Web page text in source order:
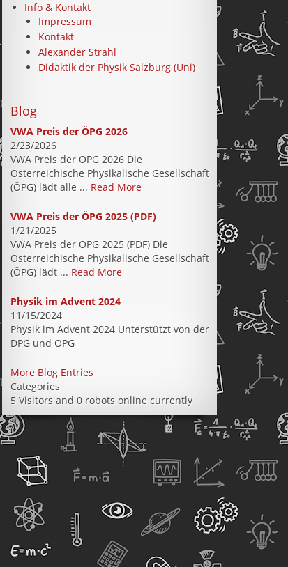
Info & Kontakt
Impressum
Kontakt
Alexander Strahl
Didaktik der Physik Salzburg (Uni)
Blog
VWA Preis der ÖPG 2026
2/23/2026
VWA Preis der ÖPG 2026 Die
Österreichische Physikalische Gesellschaft
(ÖPG) lädt alle ... Read More
VWA Preis der ÖPG 2025 (PDF)
1/21/2025
VWA Preis der ÖPG 2025 (PDF) Die
Österreichische Physikalische Gesellschaft
(ÖPG) lädt ... Read More
Physik im Advent 2024
11/15/2024
Physik im Advent 2024 Unterstützt von der
DPG und ÖPG
More Blog Entries
Categories
5 Visitors and 0 robots online currently